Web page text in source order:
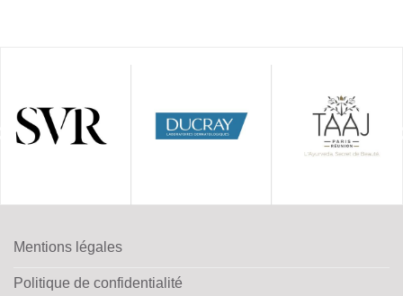
Mentions légales
Politique de confidentialité